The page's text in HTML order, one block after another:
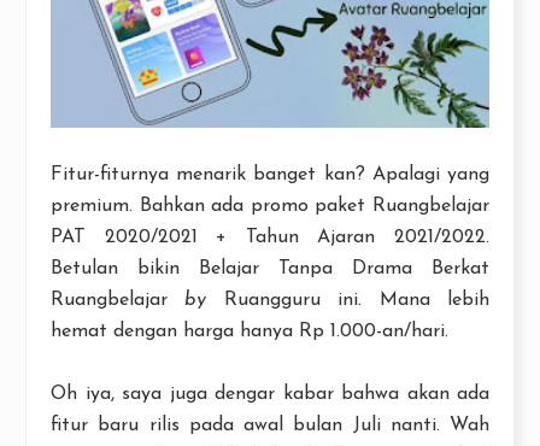
Fitur-fiturnya menarik banget kan? Apalagi yang
premium. Bahkan ada promo paket Ruangbelajar
PAT 2020/2021 + Tahun Ajaran 2021/2022.
Betulan bikin Belajar Tanpa Drama Berkat
Ruangbelajar by Ruangguru ini. Mana lebih
hemat dengan harga hanya Rp 1.000-an/hari.
Oh iya, saya juga dengar kabar bahwa akan ada
fitur baru rilis pada awal bulan Juli nanti. Wah